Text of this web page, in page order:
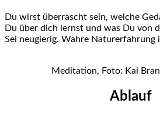
Du wirst überrascht sein, welche
Du über dich lernst und was Du von
Sei neugierig. Wahre Naturerfahrung
Meditation, Foto: Kai
Ablauf